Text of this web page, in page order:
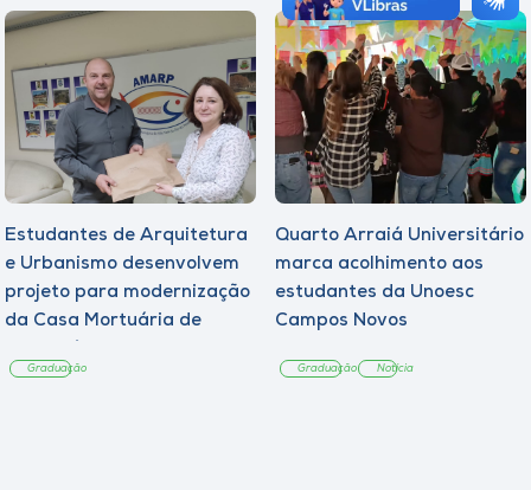
Estudantes de Arquitetura
e Urbanismo desenvolvem
projeto para modernização
da Casa Mortuária de
Graduação
Quarto Arraiá Universitário
marca acolhimento aos
estudantes da Unoesc
Campos Novos
Graduação Notícia